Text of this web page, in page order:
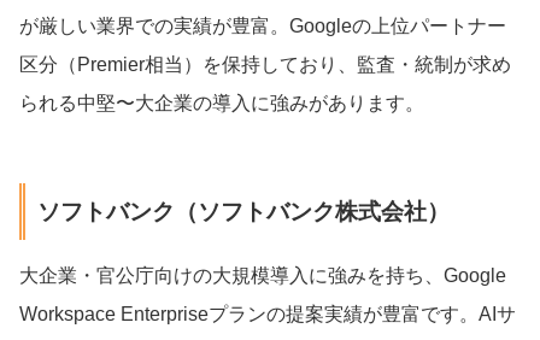
が厳しい業界での実績が豊富。Googleの上位パートナー
区分（Premier相当）を保持しており、監査・統制が求め
られる中堅〜大企業の導入に強みがあります。
ソフトバンク（ソフトバンク株式会社）
大企業・官公庁向けの大規模導入に強みを持ち、Google
Workspace Enterpriseプランの提案実績が豊富です。AIサ